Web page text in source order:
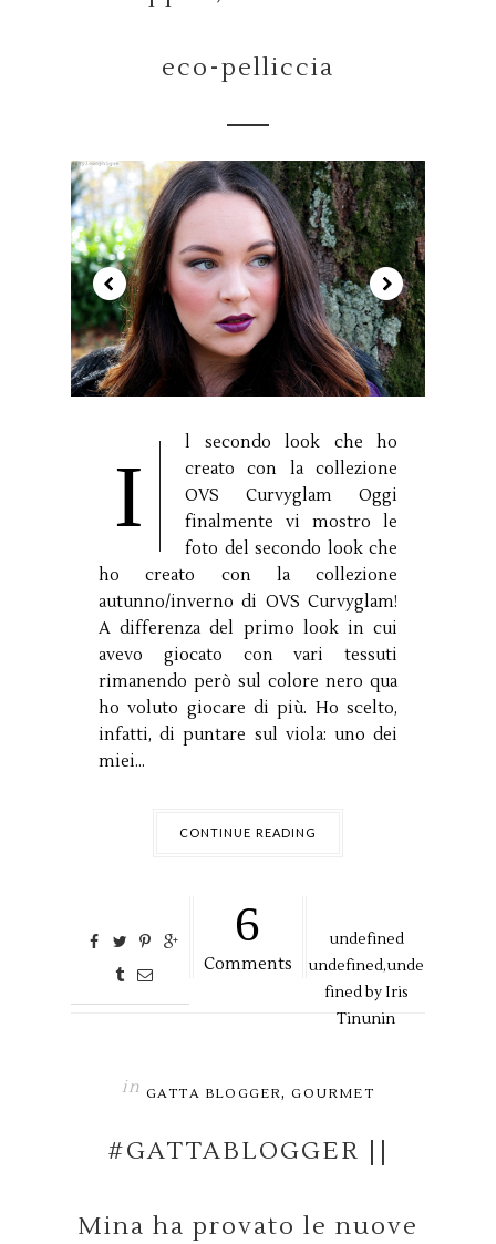
eco-pelliccia
I
l secondo look che ho
creato con la collezione
OVS Curvyglam Oggi
finalmente vi mostro le
foto del secondo look che
ho creato con la collezione
autunno/inverno di OVS Curvyglam!
A differenza del primo look in cui
avevo giocato con vari tessuti
rimanendo però sul colore nero qua
ho voluto giocare di più. Ho scelto,
infatti, di puntare sul viola: uno dei
miei...
CONTINUE READING
6
Comments
undefined
undefined,unde
fined byIris
Tinunin
in GATTA BLOGGER, GOURMET
#GATTABLOGGER ||
Mina ha provato le nuove